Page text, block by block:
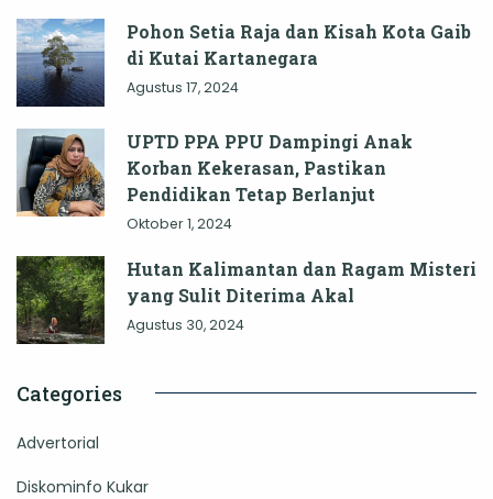
Pohon Setia Raja dan Kisah Kota Gaib
di Kutai Kartanegara
Agustus 17, 2024
UPTD PPA PPU Dampingi Anak
Korban Kekerasan, Pastikan
Pendidikan Tetap Berlanjut
Oktober 1, 2024
Hutan Kalimantan dan Ragam Misteri
yang Sulit Diterima Akal
Agustus 30, 2024
Categories
Advertorial
Diskominfo Kukar